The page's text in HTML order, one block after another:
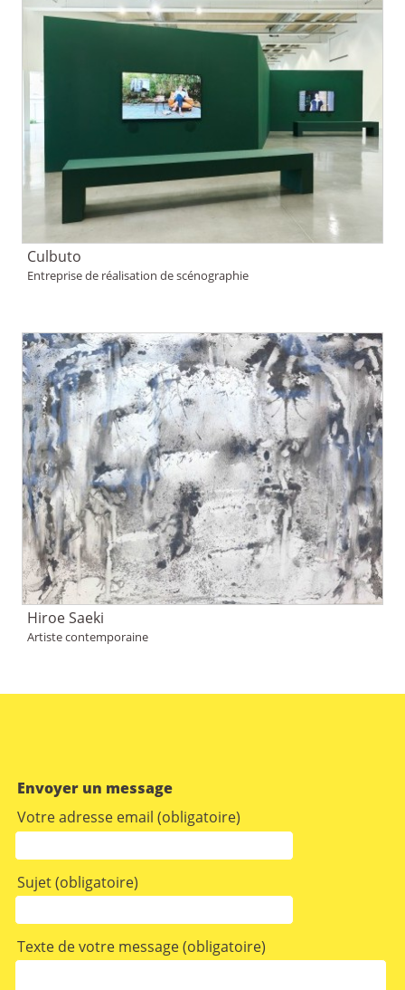
Culbuto
Entreprise de réalisation de scénographie
Hiroe Saeki
Artiste contemporaine
Envoyer un message
Votre adresse email (obligatoire)
Sujet (obligatoire)
Texte de votre message (obligatoire)